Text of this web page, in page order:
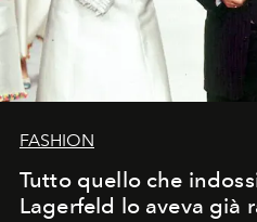
FASHION
Tutto quello che
Lagerfeld lo aveva già